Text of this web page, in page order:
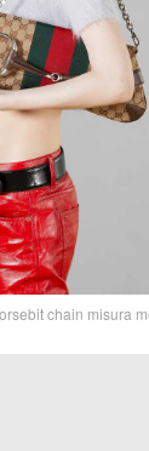
chain misura